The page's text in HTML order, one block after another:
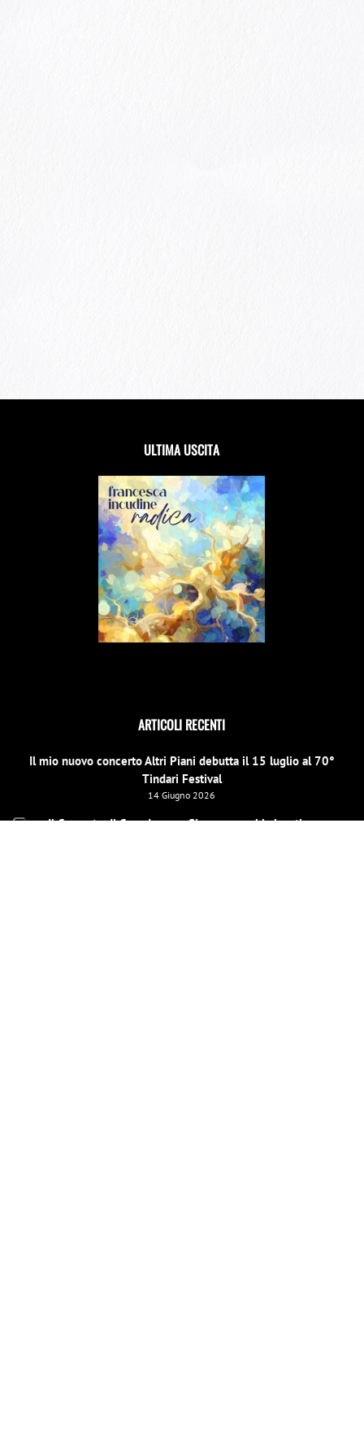
ULTIMA USCITA
ARTICOLI RECENTI
Il mio nuovo concerto Altri Piani debutta il 15 luglio al 70°
Tindari Festival
14 Giugno 2026
Il Concerto di Capodanno a Siracusa cambia location